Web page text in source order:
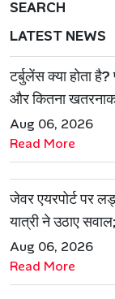
SEARCH
LATEST NEWS
टर्बुलेंस क्या होता
और कितना खतरनाक
Aug 06, 2026
Read More
जेवर एयरपोर्ट पर
यात्री ने उठाए
जवाब
Aug 06, 2026
Read More